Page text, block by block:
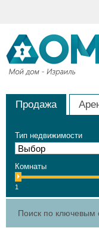
Продажа
Тип недвижимости
Комнаты
1
Поиск по ключевым